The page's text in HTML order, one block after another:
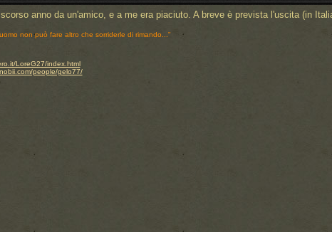
anno da un'amico, e a me era piaciuto. A breve è prevista l'uscita (in
non può fare altro che sorriderle di rimando..."
LoreG27/index.html
people/gelo77/